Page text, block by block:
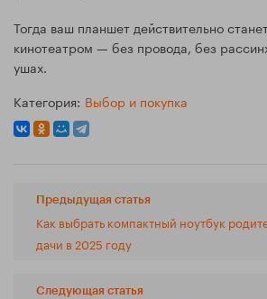
Тогда ваш планшет действительно
кинотеатром — без провода, без
ушах.
Категория: Выбор и покупка
Предыдущая статья
Как выбрать компактный ноутбук
дачи в 2025 году
Следующая статья